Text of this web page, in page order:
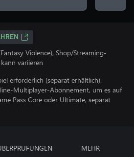
Violence), Shop/Streaming-
variieren
erforderlich (separat erhältlich).
Multiplayer-Abonnement, um es auf
Pass Core oder Ultimate, separat
MEHR